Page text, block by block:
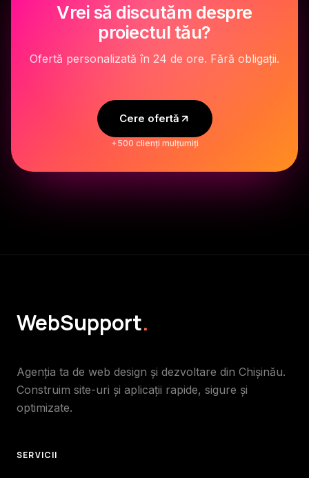
Vrei să discutăm despre
proiectul tău?
Ofertă personalizată în 24 de ore. Fără obligații.
Cere ofertă
+500 clienți mulțumiți
WebSupport.
Agenția ta de web design și dezvoltare din Chișinău.
Construim site-uri și aplicații rapide, sigure și
optimizate.
SERVICII